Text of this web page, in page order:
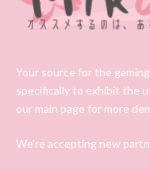
Your source for the
specifically to exhibit the
our main page for more
We're accepting new